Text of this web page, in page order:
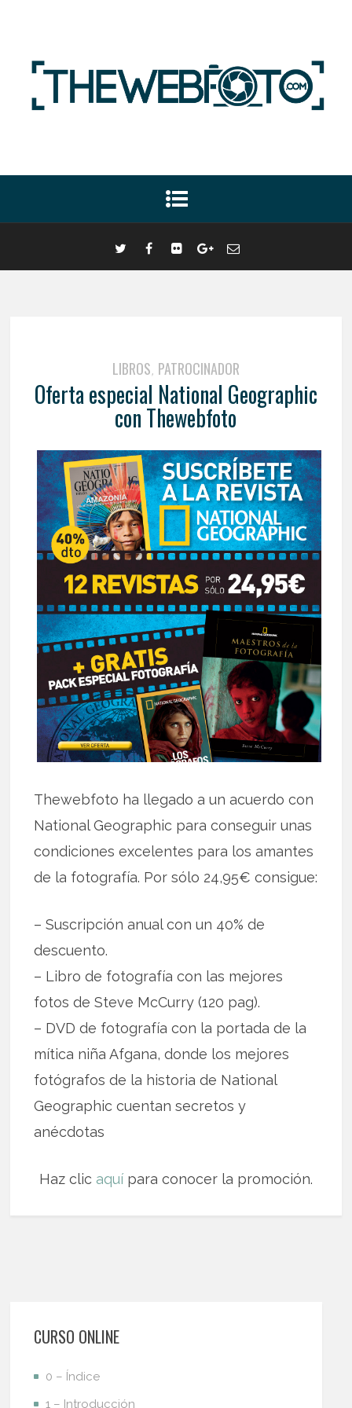
LIBROS, PATROCINADOR
Oferta especial National Geographic
con Thewebfoto
Thewebfoto ha llegado a un acuerdo con
National Geographic para conseguir unas
condiciones excelentes para los amantes
de la fotografía. Por sólo 24,95€ consigue:
– Suscripción anual con un 40% de
descuento.
– Libro de fotografía con las mejores
fotos de Steve McCurry (120 pag).
– DVD de fotografía con la portada de la
mítica niña Afgana, donde los mejores
fotógrafos de la historia de National
Geographic cuentan secretos y
anécdotas
Haz clic aquípara conocer la promoción.
CURSO ONLINE
0 – Índice
1 – Introducción